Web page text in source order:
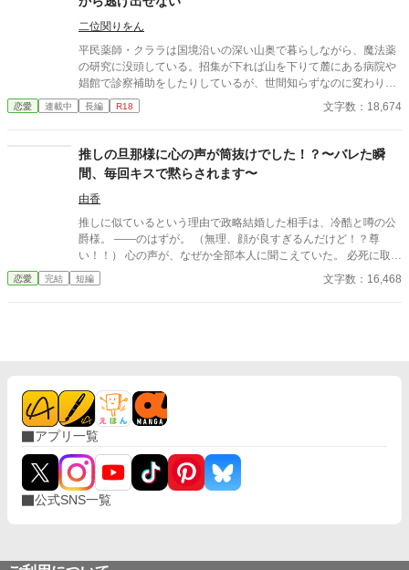
二位関りをん
平民薬師・クララは国境沿いの深い山奥で暮らしながら、魔法薬
の研究に没頭している。招集が下れば山を下りて麓にある病院や
娼館で診察補助をしたりしているが、世間知らずなのに変わりは
ない。 ある日、山の中で倒れている男性を発見。彼はなんと騎士
団長・レイルドで女嫌いの噂を持つ人物だった。 当然女嫌いの噂
が、レイルドには隠している秘密……性癖があった。 ――君の××
××、触らせてもらえないだろうか？
恋愛 連載中 長編 R18 文字数：18,674
推しの旦那様に心の声が筒抜けでした！？〜バレた瞬
間、毎回キスで黙らされます〜
由香
推しに似ているという理由で政略結婚した相手は、冷酷と噂の公
爵様。 ――のはずが。 （無理、顔が良すぎるんだけど！？尊
い！！） 心の声が、なぜか全部本人に聞こえていた。 必死に取り
繕うも時すでに遅し。 暴走する脳内実況を止めるたび、旦那様は
なぜか――キスしてくる。 「黙らせるのにちょうどいい」 いや全
恋愛 完結 短編 文字数：16,468
アプリ一覧
公式SNS一覧